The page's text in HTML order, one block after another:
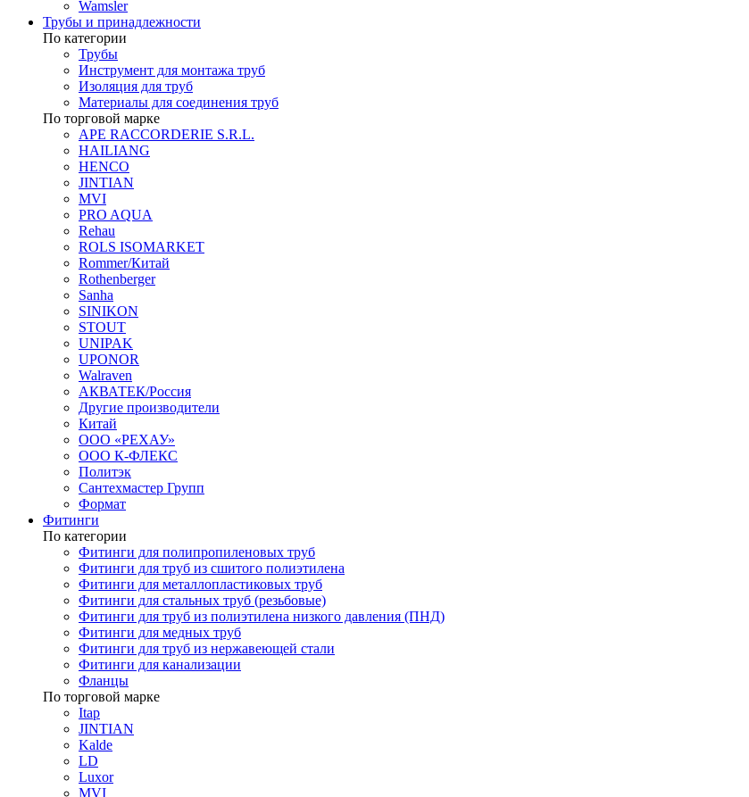
Wamsler
Трубы и принадлежности
По категории
Трубы
Инструмент для монтажа труб
Изоляция для труб
Материалы для соединения труб
По торговой марке
APE RACCORDERIE S.R.L.
HAILIANG
HENCO
JINTIAN
MVI
PRO AQUA
Rehau
ROLS ISOMARKET
Rommer/Китай
Rothenberger
Sanha
SINIKON
STOUT
UNIPAK
UPONOR
Walraven
АКВАТЕК/Россия
Другие производители
Китай
ООО «РЕХАУ»
ООО К-ФЛЕКС
Политэк
Сантехмастер Групп
Формат
Фитинги
По категории
Фитинги для полипропиленовых труб
Фитинги для труб из сшитого полиэтилена
Фитинги для металлопластиковых труб
Фитинги для стальных труб (резьбовые)
Фитинги для труб из полиэтилена низкого давления (ПНД)
Фитинги для медных труб
Фитинги для труб из нержавеющей стали
Фитинги для канализации
Фланцы
По торговой марке
Itap
JINTIAN
Kalde
LD
Luxor
MVI